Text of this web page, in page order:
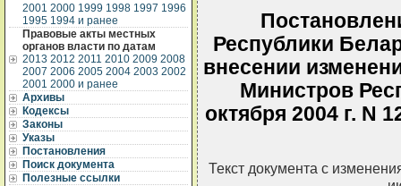
2001 2000 1999 1998 1997 1996
1995 1994 и ранее
Правовые акты местных
органов власти по датам
2013 2012 2011 2010 2009 2008
2007 2006 2005 2004 2003 2002
2001 2000 и ранее
Архивы
Кодексы
Законы
Указы
Постановления
Поиск документа
Полезные ссылки
Республики
внесении
Министров
октября 2004 г. N
Текст документа с